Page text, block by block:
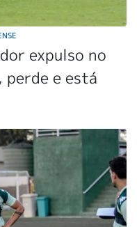
expulso no
e está